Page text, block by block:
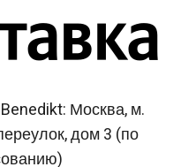
Москва, м.
дом 3 (по